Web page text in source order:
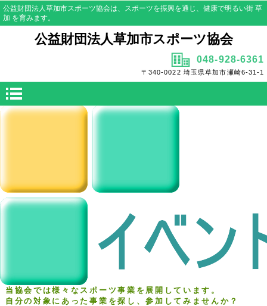
公益財団法人草加市スポーツ協会は、スポーツを振興を通じ、健康で明るい街 草
加 を育みます。
公益財団法人草加市スポーツ協会
048-928-6361
〒340-0022 埼玉県草加市瀬崎6-31-1
当協会では様々なスポーツ事業を展開しています。
自分の対象にあった事業を探し、参加してみませんか？